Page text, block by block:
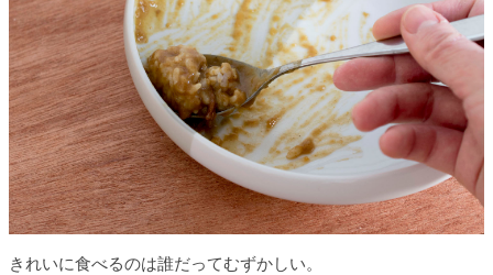
きれいに食べるのは誰だってむずかしい。